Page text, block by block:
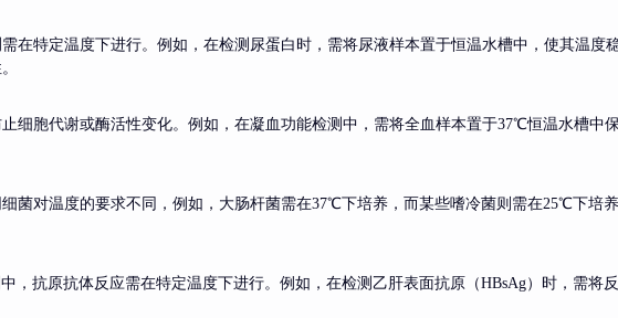
在特定温度下进行。例如，在检测尿蛋白时，需将尿液样本置于恒温水槽中，使其温
细胞代谢或酶活性变化。例如，在凝血功能检测中，需将全血样本置于37℃恒温水槽
菌对温度的要求不同，例如，大肠杆菌需在37℃下培养，而某些嗜冷菌则需在25℃下培
，抗原抗体反应需在特定温度下进行。例如，在检测乙肝表面抗原（HBsAg）时，需